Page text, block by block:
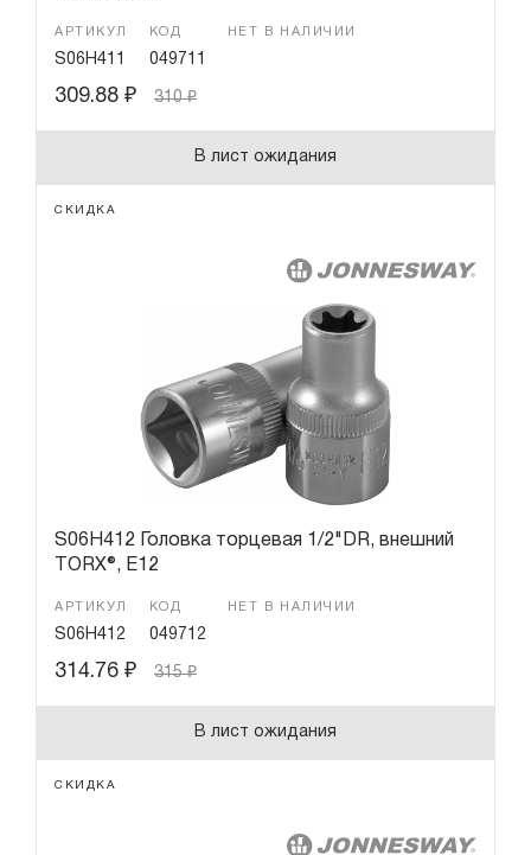
АРТИКУЛ
S06H411
КОД
049711
НЕТ В НАЛИЧИИ
309.88 ₽ 310₽
В лист ожидания
СКИДКА
S06H412 Головка торцевая 1/2"DR, внешний
TORX®, Е12
АРТИКУЛ
S06H412
КОД
049712
НЕТ В НАЛИЧИИ
314.76 ₽ 315₽
В лист ожидания
СКИДКА